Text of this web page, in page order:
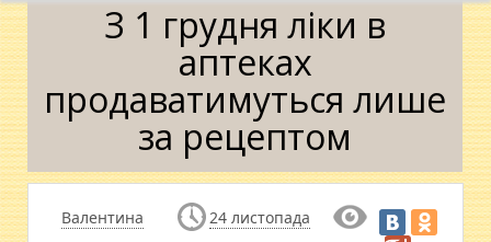
З 1 грудня ліки в
аптеках
продаватимуться лише
за рецептом
Валентина
24 листопада